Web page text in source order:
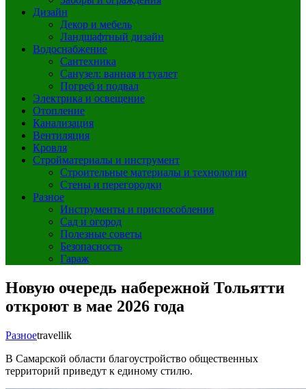
Дизайн
Декор и мебель
Ландшафтный дизайн
Водоснабжение
Сантехника
Санузел: ванная и туалет
Погреб и подвал
Электрика и освещение
Отопление
Канализация
Вентиляция
Кровля
Стройматериалы и инструмент
Строительные материалы и технологии
Стены и перегородки
Разное
Инструменты и приспособления
Сад и огород
Полезные советы
Безопасность
Гараж
Новую очередь набережной Тольятти
откроют в мае 2026 года
Разноеtravellik
В Самарской области благоустройство общественных
территорий приведут к единому стилю.